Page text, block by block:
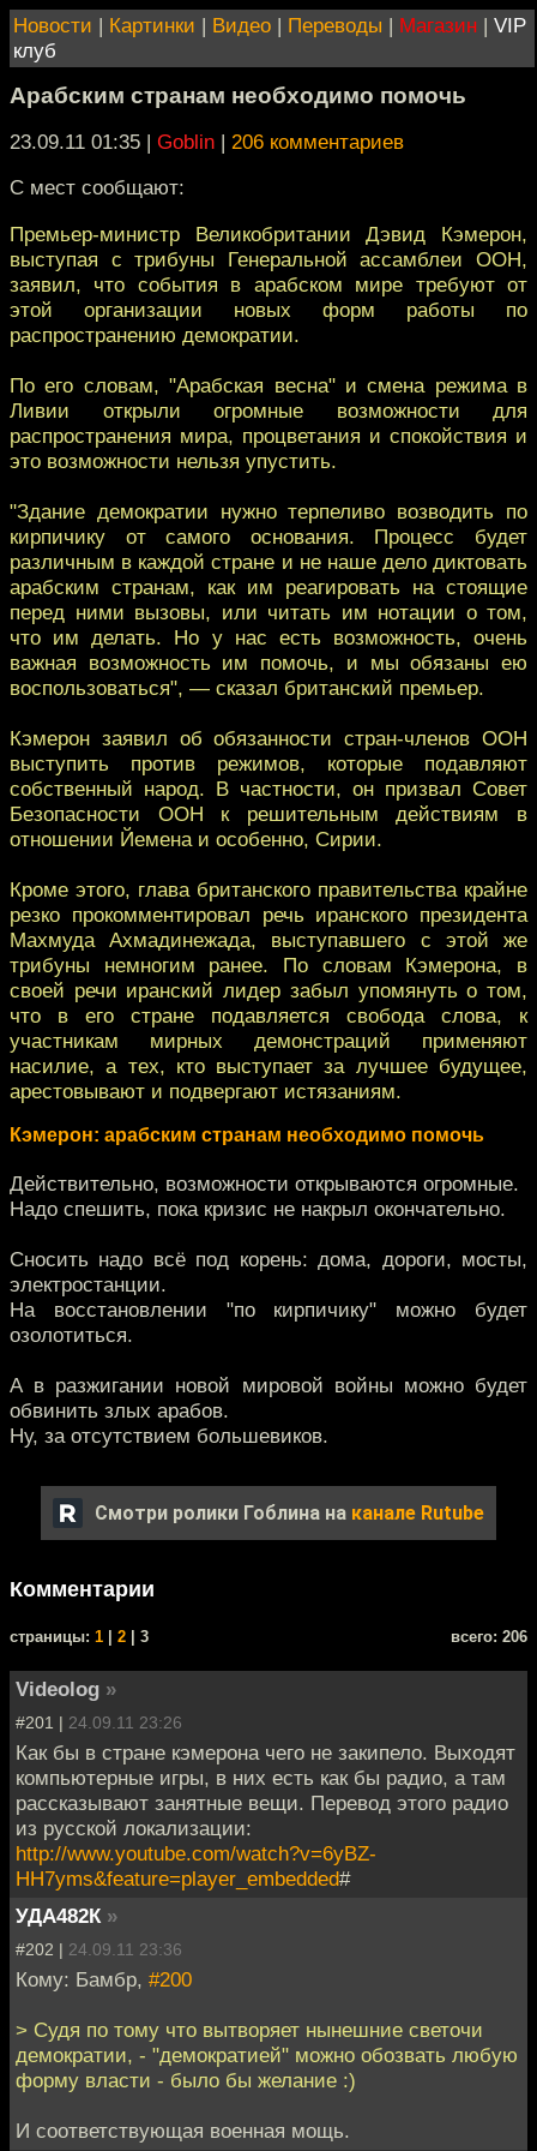
Новости | Картинки | Видео | Переводы | Магазин | VIP
клуб
Арабским странам необходимо помочь
23.09.11 01:35 | Goblin | 206 комментариев
C мест сообщают:
Премьер-министр Великобритании Дэвид Кэмерон,
выступая с трибуны Генеральной ассамблеи ООН,
заявил, что события в арабском мире требуют от
этой организации новых форм работы по
распространению демократии.
По его словам, "Арабская весна" и смена режима в
Ливии открыли огромные возможности для
распространения мира, процветания и спокойствия и
это возможности нельзя упустить.
"Здание демократии нужно терпеливо возводить по
кирпичику от самого основания. Процесс будет
различным в каждой стране и не наше дело диктовать
арабским странам, как им реагировать на стоящие
перед ними вызовы, или читать им нотации о том,
что им делать. Но у нас есть возможность, очень
важная возможность им помочь, и мы обязаны ею
воспользоваться", — сказал британский премьер.
Кэмерон заявил об обязанности стран-членов ООН
выступить против режимов, которые подавляют
собственный народ. В частности, он призвал Совет
Безопасности ООН к решительным действиям в
отношении Йемена и особенно, Сирии.
Кроме этого, глава британского правительства крайне
резко прокомментировал речь иранского президента
Махмуда Ахмадинежада, выступавшего с этой же
трибуны немногим ранее. По словам Кэмерона, в
своей речи иранский лидер забыл упомянуть о том,
что в его стране подавляется свобода слова, к
участникам мирных демонстраций применяют
насилие, а тех, кто выступает за лучшее будущее,
арестовывают и подвергают истязаниям.
Кэмерон: арабским странам необходимо помочь
Действительно, возможности открываются огромные.
Надо спешить, пока кризис не накрыл окончательно.
Сносить надо всё под корень: дома, дороги, мосты,
электростанции.
На восстановлении "по кирпичику" можно будет
озолотиться.
А в разжигании новой мировой войны можно будет
обвинить злых арабов.
Ну, за отсутствием большевиков.
Смотри ролики Гоблина на канале Rutube
Комментарии
cтраницы: 1 2 | 3 всего: 206
Videolog »
#201 | 24.09.11 23:26
Как бы в стране кэмерона чего не закипело. Выходят
компьютерные игры, в них есть как бы радио, а там
рассказывают занятные вещи. Перевод этого радио
из русской локализации:
http://www.youtube.com/watch?v=6yBZ-
HH7yms&feature=player_embedded#
УДА482К »
#202 | 24.09.11 23:36
Кому: Бамбр, #200
> Судя по тому что вытворяет нынешние светочи
демократии, - "демократией" можно обозвать любую
форму власти - было бы желание :)
И соответствующая военная мощь.